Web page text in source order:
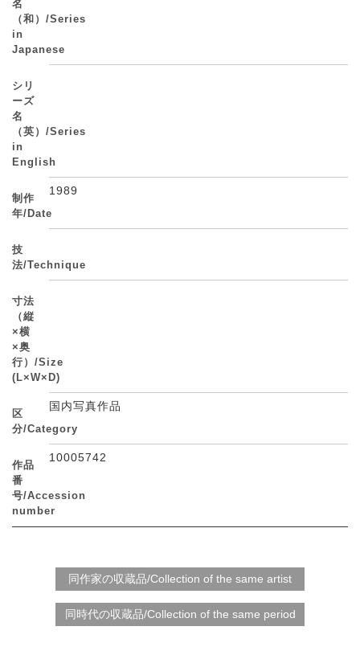
名
（和）/Series
in
Japanese
シリ
ーズ
名
（英）/Series
in
English
制作
年/Date
1989
技
法/Technique
寸法
（縦
×横
×奥
行）/Size
(L×W×D)
区
分/Category
国内写真作品
作品
番
号/Accession
number
10005742